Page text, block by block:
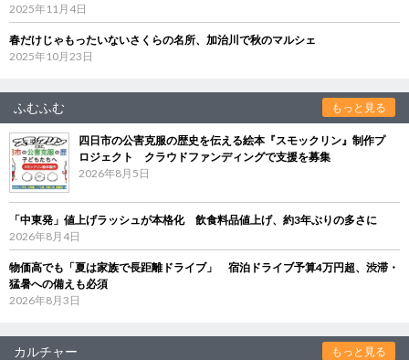
2025年11月4日
春だけじゃもったいないさくらの名所、加治川で秋のマルシェ
2025年10月23日
ふむふむ もっと見る
四日市の公害克服の歴史を伝える絵本『スモックリン』制作プ
ロジェクト クラウドファンディングで支援を募集
2026年8月5日
「中東発」値上げラッシュが本格化 飲食料品値上げ、約3年ぶりの多さに
2026年8月4日
物価高でも「夏は家族で長距離ドライブ」 宿泊ドライブ予算4万円超、渋滞・
猛暑への備えも必須
2026年8月3日
カルチャー もっと見る